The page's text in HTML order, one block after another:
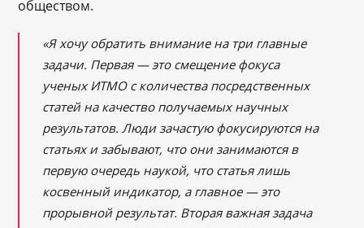
обществом.
«Я хочу обратить внимание на три главные
задачи. Первая — это смещение фокуса
ученых ИТМО с количества посредственных
статей на качество получаемых научных
результатов. Люди зачастую фокусируются на
статьях и забывают, что они занимаются в
первую очередь наукой, что статья лишь
косвенный индикатор, а главное — это
прорывной результат. Вторая важная задача